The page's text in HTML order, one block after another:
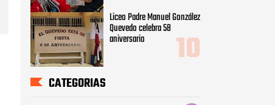
Liceo Padre Manuel González
Quevedo celebra 58
aniversario
CATEGORIAS